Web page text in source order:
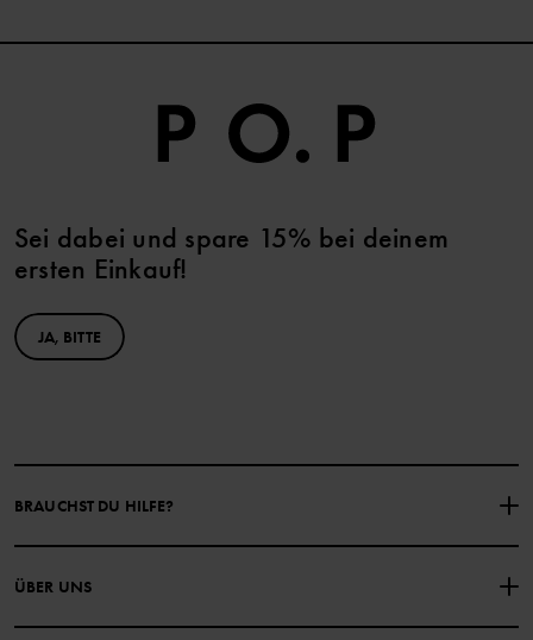
Sei dabei und spare 15% bei deinem
ersten Einkauf!
JA, BITTE
BRAUCHST DU HILFE?
NIMM KONTAKT ZU UNS AUF
HÄUFIG GESTELLTE FRAGEN EINKAUFSBEDINGUNGEN
ÜBER UNS